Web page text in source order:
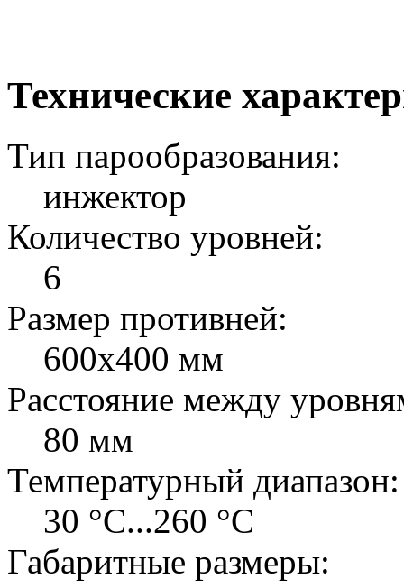
Технические
Тип парообразования:
инжектор
Количество уровней:
6
Размер противней:
600х400 мм
Расстояние между
80 мм
Температурный диапазон:
30 °C...260 °C
Габаритные размеры: